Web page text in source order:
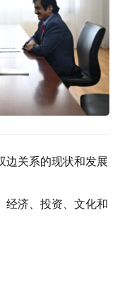
边关系的现状和发展
经济、投资、文化和